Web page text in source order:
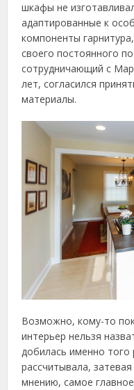
шкафы не
адаптированные к
компоненты
своего постоянного
сотрудничающий с
лет, согласился
материалы.
Возможно, кому-то
интерьер нельзя
добилась именно того
рассчитывала,
мнению, самое